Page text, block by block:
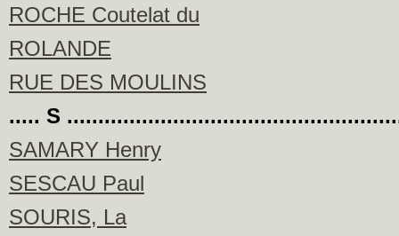
ROCHE Coutelat du
ROLANDE
RUE DES MOULINS
..... S
SAMARY Henry
SESCAU Paul
SOURIS, La